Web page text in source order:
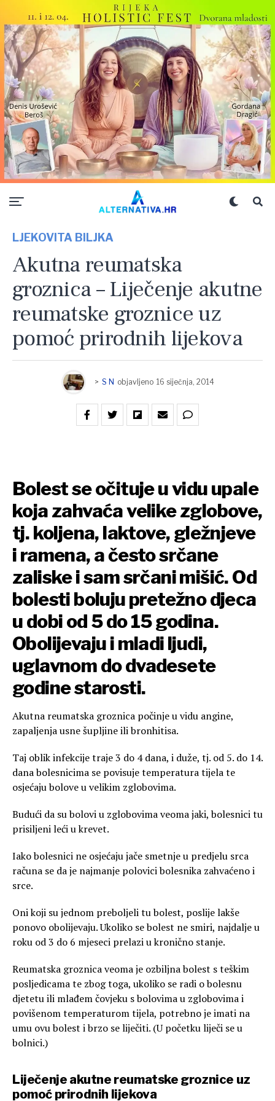
LJEKOVITA BILJKA
Akutna reumatska
groznica – Liječenje akutne
reumatske groznice uz
pomoć prirodnih lijekova
> S N objavljeno 16 siječnja, 2014
Bolest se očituje u vidu upale
koja zahvaća velike zglobove,
tj. koljena, laktove, gležnjeve
i ramena, a često srčane
zaliske i sam srčani mišić. Od
bolesti boluju pretežno djeca
u dobi od 5 do 15 godina.
Obolijevaju i mladi ljudi,
uglavnom do dvadesete
godine starosti.
Akutna reumatska groznica počinje u vidu angine,
zapaljenja usne šupljine ili bronhitisa.
Taj oblik infekcije traje 3 do 4 dana, i duže, tj. od 5. do 14.
dana bolesnicima se povisuje temperatura tijela te
osjećaju bolove u velikim zglobovima.
Budući da su bolovi u zglobovima veoma jaki, bolesnici tu
prisiljeni leći u krevet.
Iako bolesnici ne osjećaju jače smetnje u predjelu srca
računa se da je najmanje polovici bolesnika zahvaćeno i
srce.
Oni koji su jednom preboljeli tu bolest, poslije lakše
ponovo obolijevaju. Ukoliko se bolest ne smiri, najdalje u
roku od 3 do 6 mjeseci prelazi u kronično stanje.
Reumatska groznica veoma je ozbiljna bolest s teškim
posljedicama te zbog toga, ukoliko se radi o bolesnu
djetetu ili mlađem čovjeku s bolovima u zglobovima i
povišenom temperaturom tijela, potrebno je imati na
umu ovu bolest i brzo se liječiti. (U početku liječi se u
bolnici.)
Liječenje akutne reumatske groznice uz
pomoć prirodnih lijekova